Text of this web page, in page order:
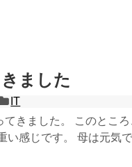
ました
IT
てきました。 このとこ
い感じです。 母は元気